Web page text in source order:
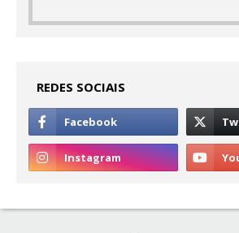
REDES SOCIAIS